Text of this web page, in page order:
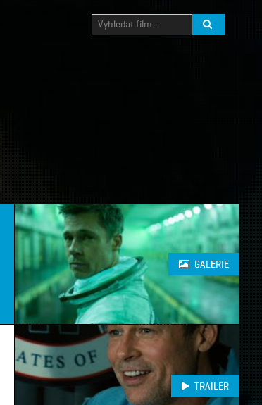
GALERIE
TRAILER